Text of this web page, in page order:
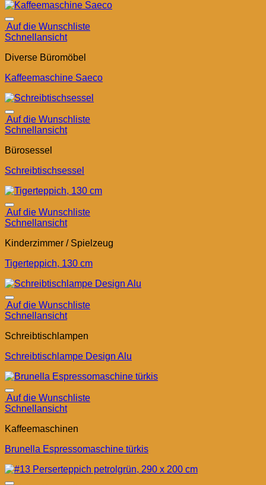
Auf die Wunschliste
Schnellansicht
Diverse Büromöbel
Kaffeemaschine Saeco
Auf die Wunschliste
Schnellansicht
Bürosessel
Schreibtischsessel
Auf die Wunschliste
Schnellansicht
Kinderzimmer / Spielzeug
Tigerteppich, 130 cm
Auf die Wunschliste
Schnellansicht
Schreibtischlampen
Schreibtischlampe Design Alu
Auf die Wunschliste
Schnellansicht
Kaffeemaschinen
Brunella Espressomaschine türkis